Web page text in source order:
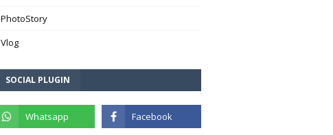
PhotoStory
Vlog
SOCIAL PLUGIN